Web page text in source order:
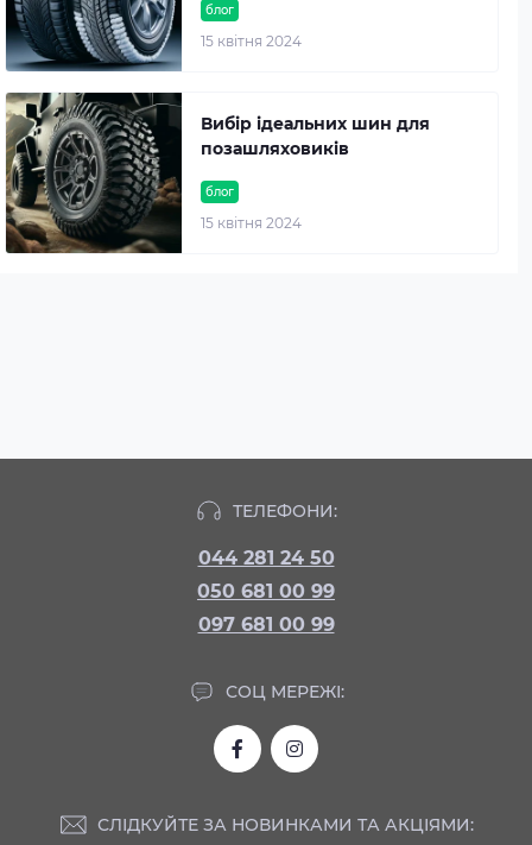
блог
15 квітня 2024
блог
15 квітня 2024
Вибір ідеальних шин для
позашляховиків
ТЕЛЕФОНИ:
044 281 24 50
050 681 00 99
097 681 00 99
СОЦ МЕРЕЖІ:
СЛІДКУЙТЕ ЗА НОВИНКАМИ ТА АКЦІЯМИ: